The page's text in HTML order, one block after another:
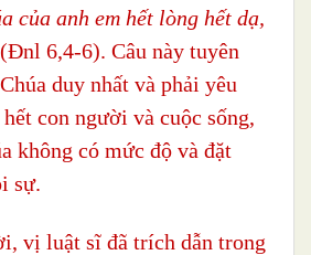
của anh em hết lòng hết dạ,
6,4-6). Câu này tuyên
duy nhất và phải yêu
con người và cuộc sống,
không có mức độ và đặt
sự.
vị luật sĩ đã trích dẫn trong